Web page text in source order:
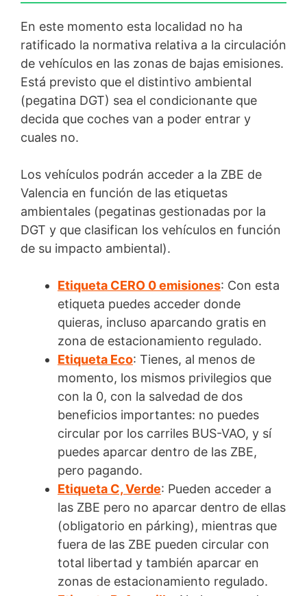
En este momento esta localidad no ha
ratificado la normativa relativa a la circulación
de vehículos en las zonas de bajas emisiones.
Está previsto que el distintivo ambiental
(pegatina DGT) sea el condicionante que
decida que coches van a poder entrar y
cuales no.
Los vehículos podrán acceder a la ZBE de
Valencia en función de las etiquetas
ambientales (pegatinas gestionadas por la
DGT y que clasifican los vehículos en función
de su impacto ambiental).
Etiqueta CERO 0 emisiones: Con esta
etiqueta puedes acceder donde
quieras, incluso aparcando gratis en
zona de estacionamiento regulado.
Etiqueta Eco: Tienes, al menos de
momento, los mismos privilegios que
con la 0, con la salvedad de dos
beneficios importantes: no puedes
circular por los carriles BUS-VAO, y sí
puedes aparcar dentro de las ZBE,
pero pagando.
Etiqueta C, Verde: Pueden acceder a
las ZBE pero no aparcar dentro de ellas
(obligatorio en párking), mientras que
fuera de las ZBE pueden circular con
total libertad y también aparcar en
zonas de estacionamiento regulado.